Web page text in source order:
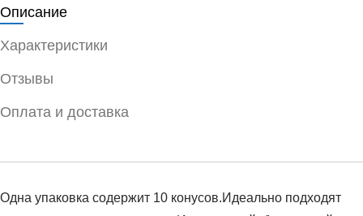
Описание
Характеристики
Отзывы
Оплата и доставка
Одна упаковка содержит 10 конусов.Идеально подходят